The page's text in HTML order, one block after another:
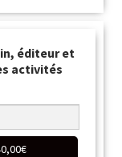
éditeur et
activités
€